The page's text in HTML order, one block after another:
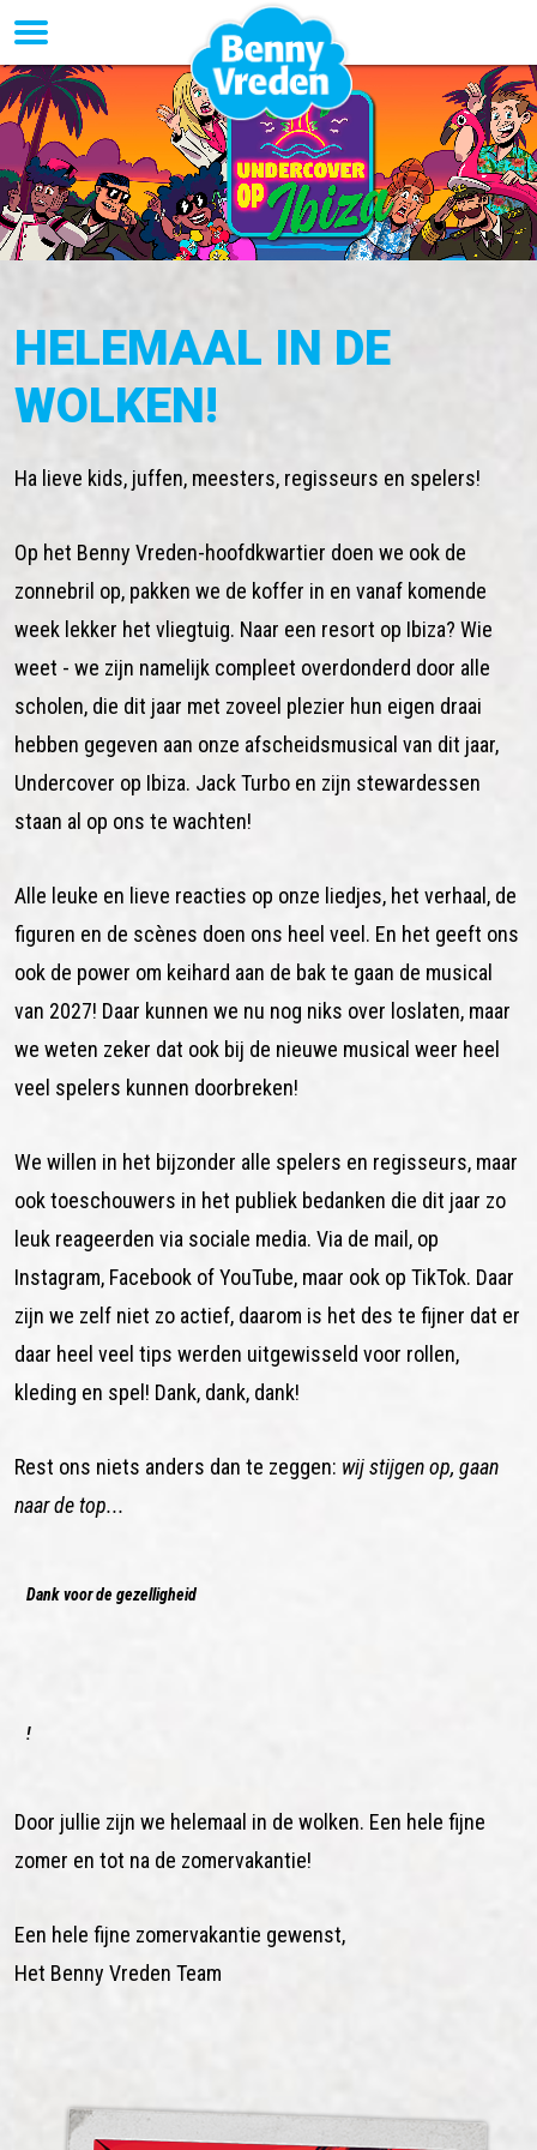
HELEMAAL IN DE
WOLKEN!
Ha lieve kids, juffen, meesters, regisseurs en spelers!
Op het Benny Vreden-hoofdkwartier doen we ook de
zonnebril op, pakken we de koffer in en vanaf komende
week lekker het vliegtuig. Naar een resort op Ibiza? Wie
weet - we zijn namelijk compleet overdonderd door alle
scholen, die dit jaar met zoveel plezier hun eigen draai
hebben gegeven aan onze afscheidsmusical van dit jaar,
Undercover op Ibiza. Jack Turbo en zijn stewardessen
staan al op ons te wachten!
Alle leuke en lieve reacties op onze liedjes, het verhaal, de
figuren en de scènes doen ons heel veel. En het geeft ons
ook de power om keihard aan de bak te gaan de musical
van 2027! Daar kunnen we nu nog niks over loslaten, maar
we weten zeker dat ook bij de nieuwe musical weer heel
veel spelers kunnen doorbreken!
We willen in het bijzonder alle spelers en regisseurs, maar
ook toeschouwers in het publiek bedanken die dit jaar zo
leuk reageerden via sociale media. Via de mail, op
Instagram, Facebook of YouTube, maar ook op TikTok. Daar
zijn we zelf niet zo actief, daarom is het des te fijner dat er
daar heel veel tips werden uitgewisseld voor rollen,
kleding en spel! Dank, dank, dank!
Rest ons niets anders dan te zeggen: wij stijgen op, gaan
naar de top...
Dank voor de gezelligheid
!
Door jullie zijn we helemaal in de wolken. Een hele fijne
zomer en tot na de zomervakantie!
Een hele fijne zomervakantie gewenst,
Het Benny Vreden Team